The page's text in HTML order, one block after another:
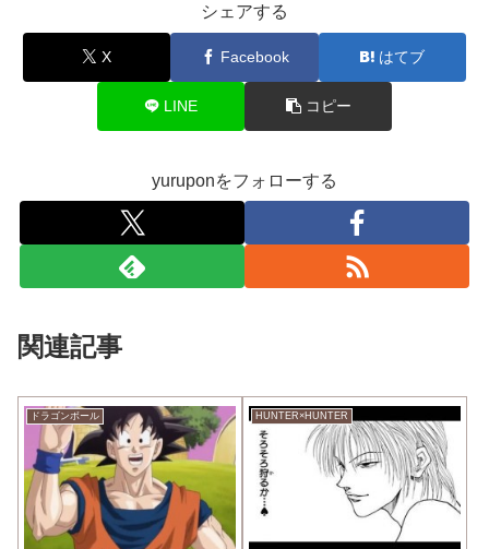
シェアする
X Facebook はてブ
LINE コピー
yuruponをフォローする
関連記事
ドラゴンボール HUNTER×HUNTER